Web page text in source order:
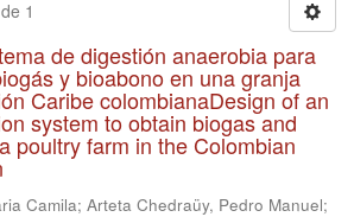
1
de digestión anaerobia para
y bioabono en una granja
Caribe colombianaDesign of an
system to obtain biogas and
poultry farm in the Colombian
Camila; Arteta Chedraüy, Pedro Manuel;